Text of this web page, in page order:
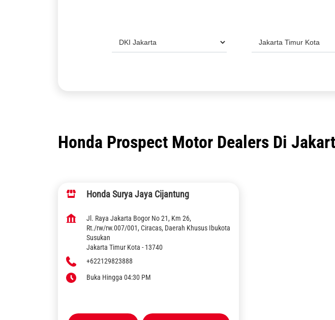
Honda Prospect Motor Dealers Di
Honda Surya Jaya Cijantung
Jl. Raya Jakarta Bogor No 21, Km 26,
Rt./rw/rw.007/001, Ciracas, Daerah Khusus Ibukota
Susukan
Jakarta Timur Kota -13740
+622129823888
Buka Hingga 04:30 PM